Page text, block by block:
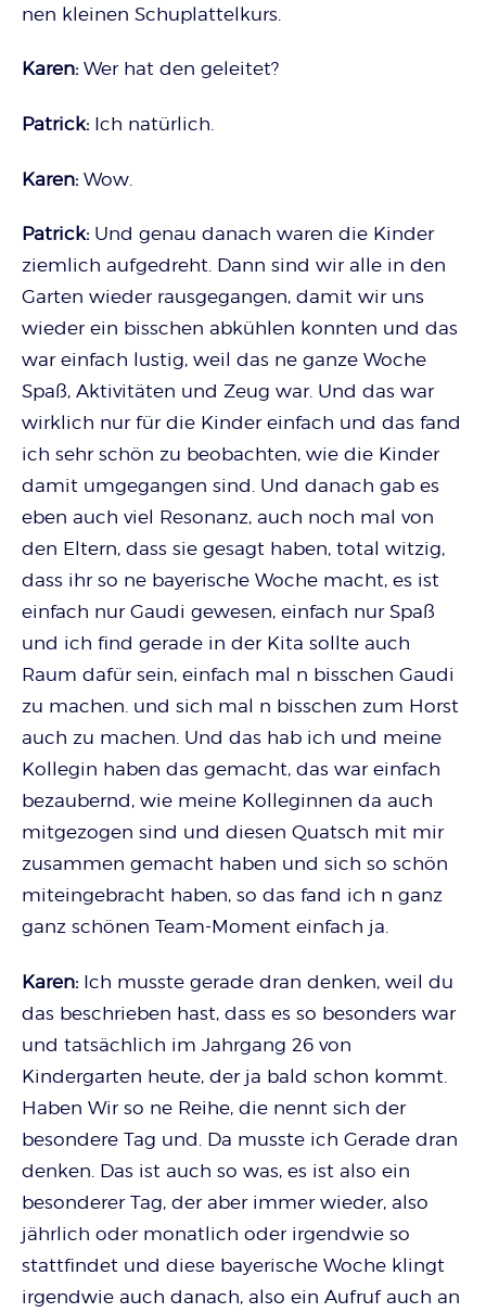
nen kleinen Schuplattelkurs.
Karen: Wer hat den geleitet?
Patrick: Ich natürlich.
Karen: Wow.
Patrick: Und genau danach waren die Kinder
ziemlich aufgedreht. Dann sind wir alle in den
Garten wieder rausgegangen, damit wir uns
wieder ein bisschen abkühlen konnten und das
war einfach lustig, weil das ne ganze Woche
Spaß, Aktivitäten und Zeug war. Und das war
wirklich nur für die Kinder einfach und das fand
ich sehr schön zu beobachten, wie die Kinder
damit umgegangen sind. Und danach gab es
eben auch viel Resonanz, auch noch mal von
den Eltern, dass sie gesagt haben, total witzig,
dass ihr so ne bayerische Woche macht, es ist
einfach nur Gaudi gewesen, einfach nur Spaß
und ich find gerade in der Kita sollte auch
Raum dafür sein, einfach mal n bisschen Gaudi
zu machen. und sich mal n bisschen zum Horst
auch zu machen. Und das hab ich und meine
Kollegin haben das gemacht, das war einfach
bezaubernd, wie meine Kolleginnen da auch
mitgezogen sind und diesen Quatsch mit mir
zusammen gemacht haben und sich so schön
miteingebracht haben, so das fand ich n ganz
ganz schönen Team-Moment einfach ja.
Karen: Ich musste gerade dran denken, weil du
das beschrieben hast, dass es so besonders war
und tatsächlich im Jahrgang 26 von
Kindergarten heute, der ja bald schon kommt.
Haben Wir so ne Reihe, die nennt sich der
besondere Tag und. Da musste ich Gerade dran
denken. Das ist auch so was, es ist also ein
besonderer Tag, der aber immer wieder, also
jährlich oder monatlich oder irgendwie so
stattfindet und diese bayerische Woche klingt
irgendwie auch danach, also ein Aufruf auch an